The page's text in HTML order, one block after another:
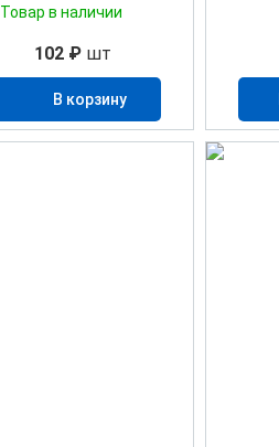
Товар в наличии
102 ₽ шт
В корзину